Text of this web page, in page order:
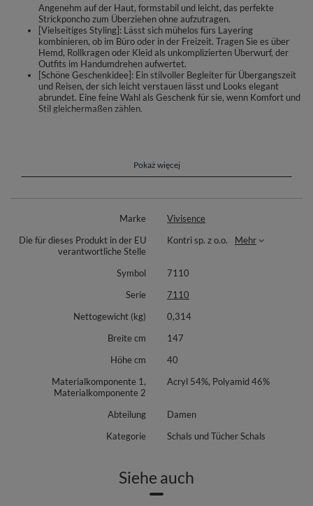
Angenehm auf der Haut, formstabil und leicht, das perfekte
Strickponcho zum Überziehen ohne aufzutragen.
[Vielseitiges Styling]: Lässt sich mühelos fürs Layering
kombinieren, ob im Büro oder in der Freizeit. Tragen Sie es über
Hemd, Rollkragen oder Kleid als unkomplizierten Überwurf, der
Outfits im Handumdrehen aufwertet.
[Schöne Geschenkidee]: Ein stilvoller Begleiter für Übergangszeit
und Reisen, der sich leicht verstauen lässt und Looks elegant
abrundet. Eine feine Wahl als Geschenk für sie, wenn Komfort und
Stil gleichermaßen zählen.
dekorative, strukturierte Maschenbild setzt einen modischen Akzent und
passt zu Bluse, Kleid oder Denim.
Die lockere Passform bietet Bewegungsfreiheit und ein angenehmes
Sie schnell etwas Wärmendes überziehen möchten, ohne das Outfit zu
smart.
weich auf der Haut und ist leicht, wodurch das Poncho zum
es je nach Anlass elegant oder lässig – es rundet Looks im
Pokaż więcej
Marke
Vivisence
Die für dieses Produkt in der EU
verantwortliche Stelle
Kontri sp. z o.o. Mehr
Symbol
7110
Serie
7110
Nettogewicht (kg)
0,314
Breite cm
147
Höhe cm
40
Materialkomponente 1,
Materialkomponente 2
Acryl 54%, Polyamid 46%
Abteilung
Damen
Kategorie
Schals und Tücher Schals
Siehe auch